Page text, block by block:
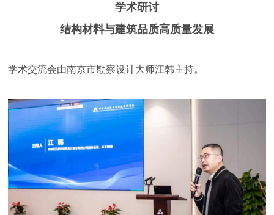
学术研讨
结构材料与建筑品质高质量发展
学术交流会由南京市勘察设计大师江韩主持。